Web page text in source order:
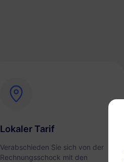
Lokaler Tarif
Verabschieden Sie sich von der
Rechnungsschock mit den